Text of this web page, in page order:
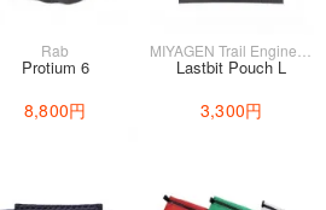
Rab
Protium 6
8,800円
Lastbit Pouch L
3,300円